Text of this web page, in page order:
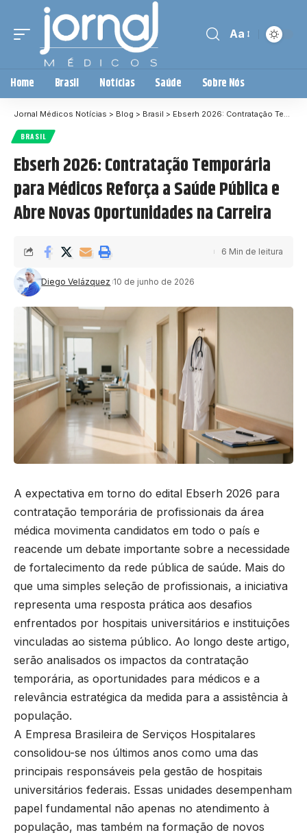
Aa
Home Brasil Notícias Saúde Sobre Nós
Jornal Médicos Notícias > Blog > Brasil > Ebserh 2026: Contratação Temporária para Médicos Reforça a Saúde Pública e Abre Novas Oportunidades na Carreira
BRASIL
Ebserh 2026: Contratação Temporária
para Médicos Reforça a Saúde Pública e
Abre Novas Oportunidades na Carreira
Diego Velázquez 10 de junho de 2026
6 Min de leitura
A expectativa em torno do edital Ebserh 2026 para
contratação temporária de profissionais da área
médica movimenta candidatos em todo o país e
reacende um debate importante sobre a necessidade
de fortalecimento da rede pública de saúde. Mais do
que uma simples seleção de profissionais, a iniciativa
representa uma resposta prática aos desafios
enfrentados por hospitais universitários e instituições
vinculadas ao sistema público. Ao longo deste artigo,
serão analisados os impactos da contratação
temporária, as oportunidades para médicos e a
relevância estratégica da medida para a assistência à
população.
A Empresa Brasileira de Serviços Hospitalares
consolidou-se nos últimos anos como uma das
principais responsáveis pela gestão de hospitais
universitários federais. Essas unidades desempenham
papel fundamental não apenas no atendimento à
população, mas também na formação de novos